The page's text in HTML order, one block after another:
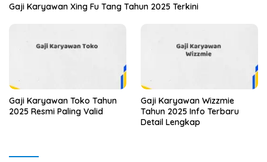
Gaji Karyawan Xing Fu Tang Tahun 2025 Terkini
Gaji Karyawan Toko Tahun
2025 Resmi Paling Valid
Gaji Karyawan Wizzmie
Tahun 2025 Info Terbaru
Detail Lengkap